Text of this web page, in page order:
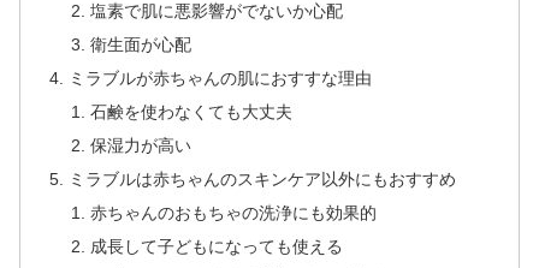
塩素で肌に悪影響がでないか心配
衛生面が心配
ミラブルが赤ちゃんの肌におすすな理由
石鹸を使わなくても大丈夫
保湿力が高い
ミラブルは赤ちゃんのスキンケア以外にもおすすめ
赤ちゃんのおもちゃの洗浄にも効果的
成長して子どもになっても使える